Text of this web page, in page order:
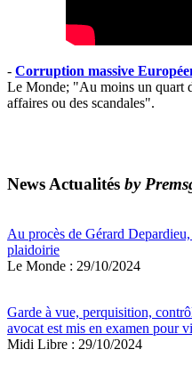
- Corruption massive
Le Monde; "Au moins un quart
affaires ou des scandales".
News Actualités by
Au procès de Gérard
plaidoirie
Le Monde : 29/10/2024
Garde à vue, perquisition,
avocat est mis en examen pour
Midi Libre : 29/10/2024